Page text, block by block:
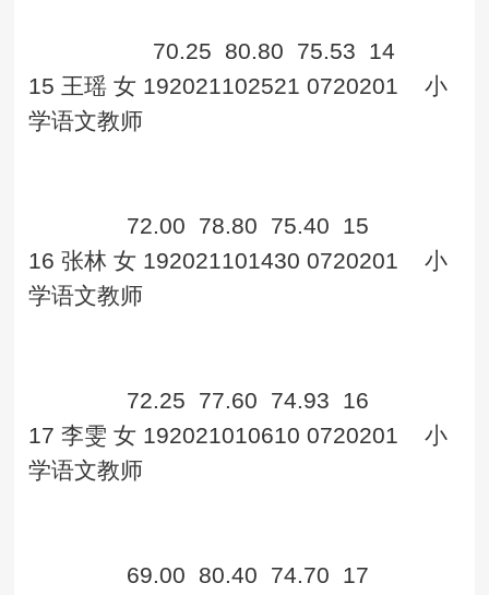
70.25 80.80 75.53 14
15 王瑶 女 192021102521 0720201
小
学语文教师
72.00 78.80 75.40 15
16 张林 女 192021101430 0720201
小
学语文教师
72.25 77.60 74.93 16
17 李雯 女 192021010610 0720201
小
学语文教师
69.00 80.40 74.70 17